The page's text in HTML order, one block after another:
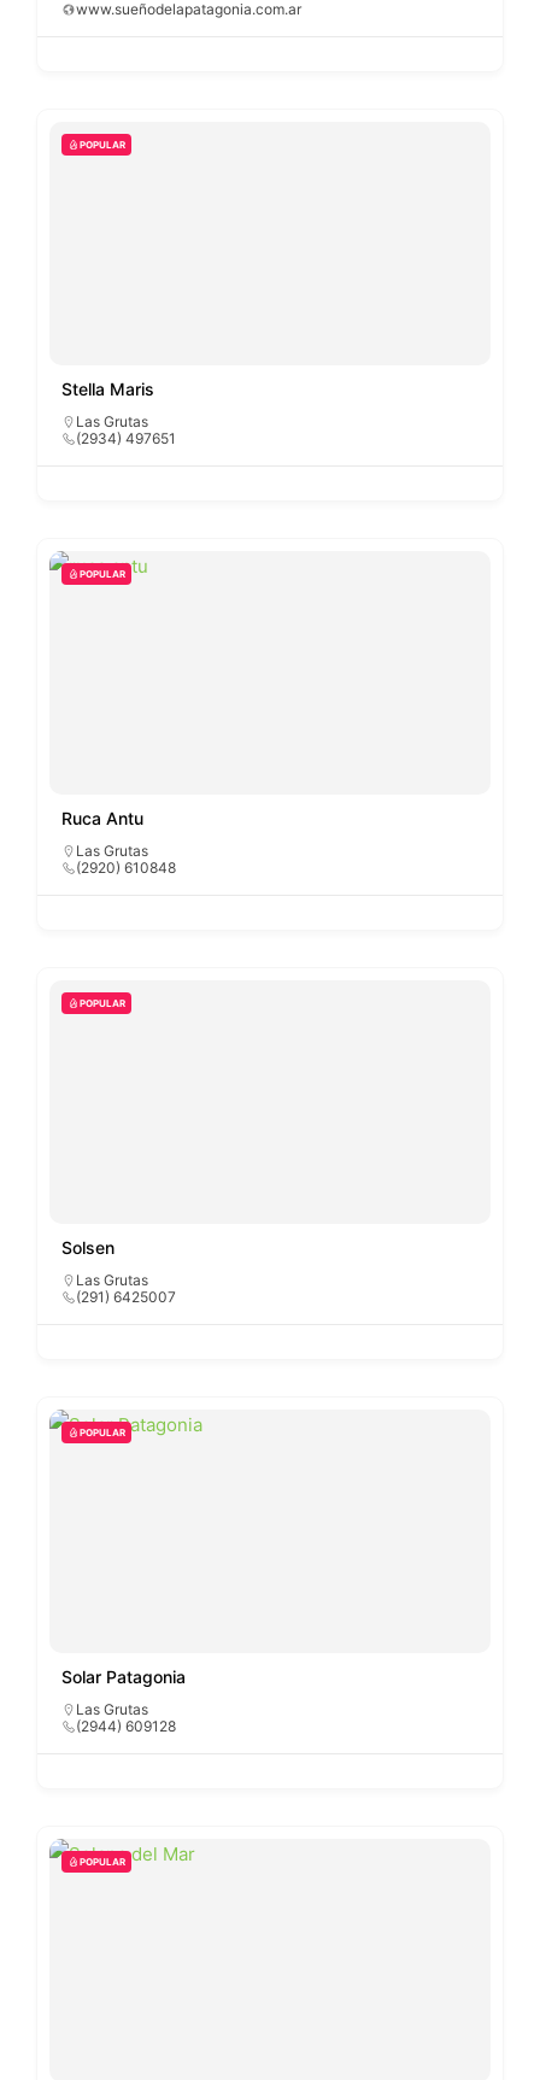
www.sueñodelapatagonia.com.ar
POPULAR
Stella Maris
Las Grutas
(2934) 497651
POPULAR
Ruca Antu
Las Grutas
(2920) 610848
POPULAR
Solsen
Las Grutas
(291) 6425007
POPULAR
Solar Patagonia
Las Grutas
(2944) 609128
POPULAR